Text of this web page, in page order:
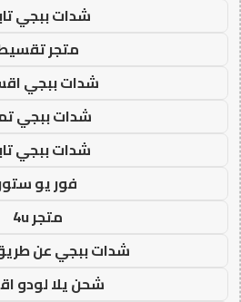
شدات ببجي
متجر
شدات ببجي
شدات ببجي
شدات ببجي
فور يو
متجر 4u
شدات ببجي عن
شحن يلا لودو